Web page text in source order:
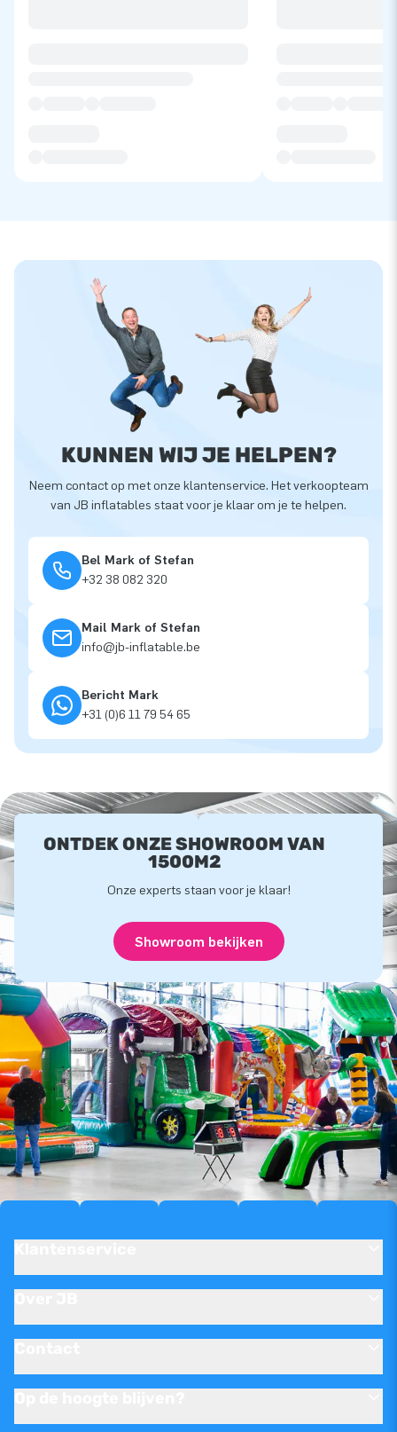
KUNNEN WIJ JE HELPEN?
Neem contact op met onze klantenservice. Het verkoopteam
van JB inflatables staat voor je klaar om je te helpen.
Bel Mark of Stefan
+32 38 082 320
Mail Mark of Stefan
info@jb-inflatable.be
Bericht Mark
+31 (0)6 11 79 54 65
ONTDEK ONZE SHOWROOM VAN
1500M2
Onze experts staan voor je klaar!
Showroom bekijken